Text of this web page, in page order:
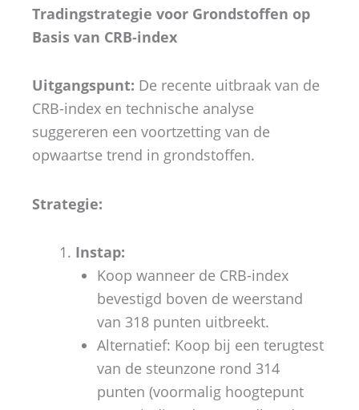
Tradingstrategie voor Grondstoffen op
Basis van CRB-index
Uitgangspunt: De recente uitbraak van de
CRB-index en technische analyse
suggereren een voortzetting van de
opwaartse trend in grondstoffen.
Strategie:
Instap:
Koop wanneer de CRB-index
bevestigd boven de weerstand
van 318 punten uitbreekt.
Alternatief: Koop bij een terugtest
van de steunzone rond 314
punten (voormalig hoogtepunt